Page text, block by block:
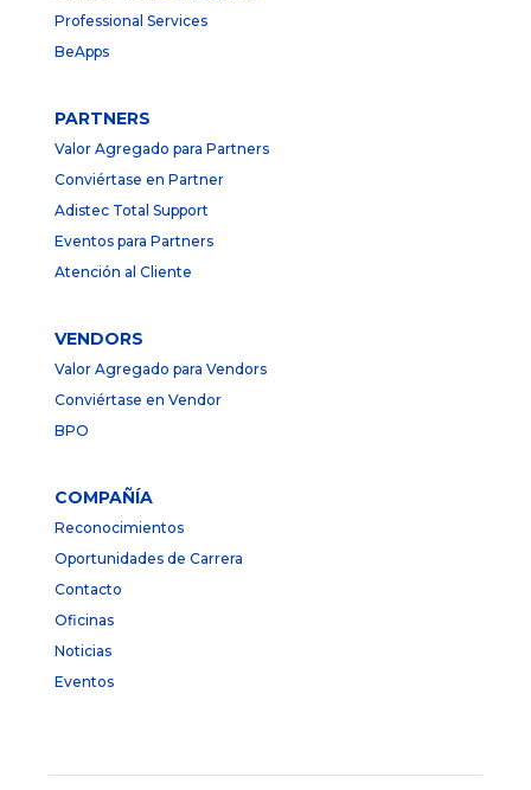
Professional Services
BeApps
PARTNERS
Valor Agregado para Partners
Conviértase en Partner
Adistec Total Support
Eventos para Partners
Atención al Cliente
VENDORS
Valor Agregado para Vendors
Conviértase en Vendor
BPO
COMPAÑÍA
Reconocimientos
Oportunidades de Carrera
Contacto
Oficinas
Noticias
Eventos